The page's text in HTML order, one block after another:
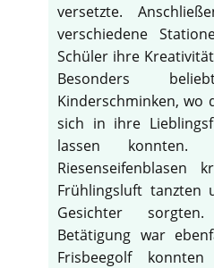
versetzte.
verschiedene
Schüler ihre
Besonders
Kinderschminken, wo
sich in ihre
lassen konnten.
Frühlingsluft tanzten
Gesichter
Betätigung war
Frisbeegolf